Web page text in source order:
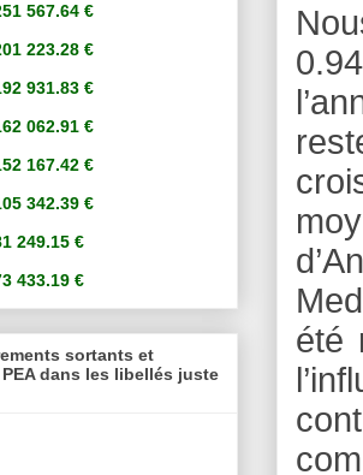
été
567.64 €
223.28 €
931.83 €
062.91 €
167.42 €
342.39 €
249.15 €
433.19 €
sortants et
dans les libellés juste